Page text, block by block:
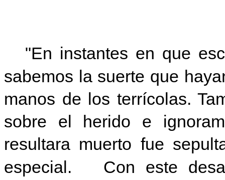
"En instantes en que
sabemos la suerte que
manos de los terrícolas.
sobre el herido e
resultara muerto fue
especial. Con este